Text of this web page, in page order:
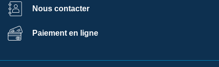
Nous contacter
Paiement en ligne